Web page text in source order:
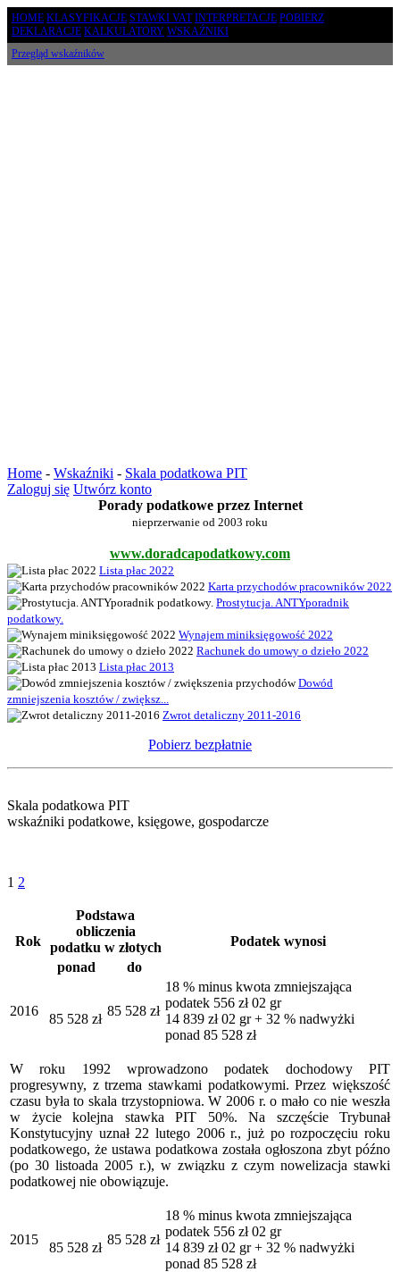
HOME KLASYFIKACJE STAWKI VAT INTERPRETACJE POBIERZ
DEKLARACJE KALKULATORY WSKAŹNIKI
Przegląd wskaźników
Home - Wskaźniki - Skala podatkowa PIT
Zaloguj się Utwórz konto
Porady podatkowe przez Internet
nieprzerwanie od 2003 roku
www.doradcapodatkowy.com
Lista płac 2022
Karta przychodów pracowników 2022
Prostytucja. ANTYporadnik
podatkowy.
Wynajem miniksięgowość 2022
Rachunek do umowy o dzieło 2022
Lista płac 2013
Dowód
zmniejszenia kosztów / zwiększ...
Zwrot detaliczny 2011-2016
Pobierz bezpłatnie
Skala podatkowa PIT
wskaźniki podatkowe, księgowe, gospodarcze
1 2
Rok
Podstawa
obliczenia
podatku w złotych
Podatek wynosi
ponad
do
2016
85 528 zł
85 528 zł
18 % minus kwota zmniejszająca
podatek 556 zł 02 gr
14 839 zł 02 gr + 32 % nadwyżki
ponad 85 528 zł
W roku 1992 wprowadzono podatek dochodowy PIT
progresywny, z trzema stawkami podatkowymi. Przez większość
czasu była to skala trzystopniowa. W 2006 r. o mało co nie weszła
w życie kolejna stawka PIT 50%. Na szczęście Trybunał
Konstytucyjny uznał 22 lutego 2006 r., już po rozpoczęciu roku
podatkowego, że ustawa podatkowa została ogłoszona zbyt późno
(po 30 listoada 2005 r.), w związku z czym nowelizacja stawki
podatkowej nie obowiązuje.
2015
85 528 zł
85 528 zł
18 % minus kwota zmniejszająca
podatek 556 zł 02 gr
14 839 zł 02 gr + 32 % nadwyżki
ponad 85 528 zł